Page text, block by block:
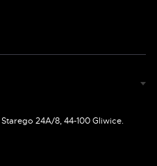
24A/8, 44-100 Gliwice.